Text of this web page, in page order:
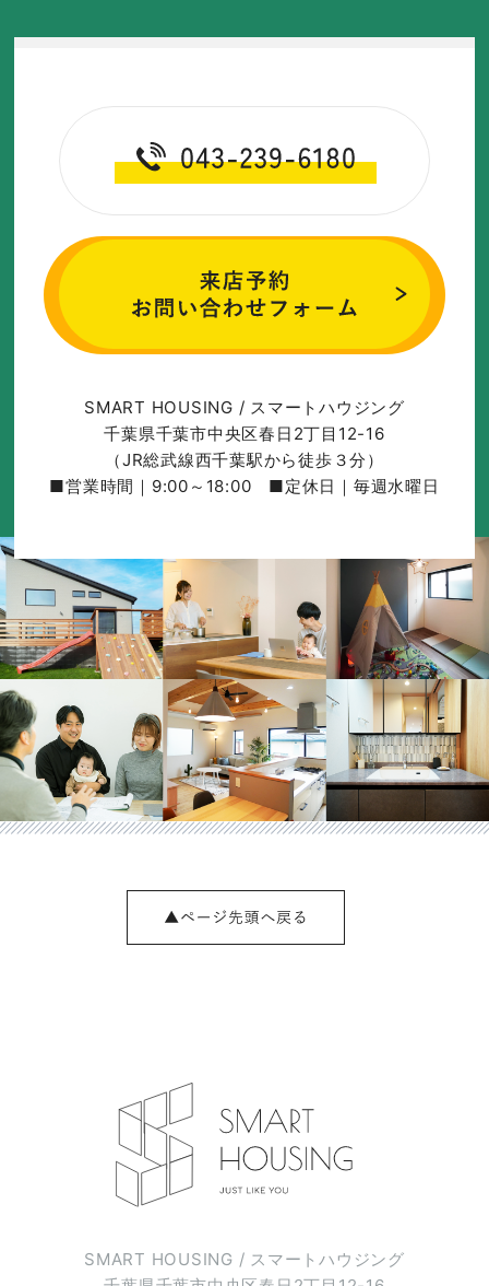
SMART HOUSING / スマートハウジング
千葉県千葉市中央区春日2丁目12-16
（JR総武線西千葉駅から徒歩３分）
■営業時間｜9:00～18:00 ■定休日｜毎週水曜日
SMART HOUSING / スマートハウジング